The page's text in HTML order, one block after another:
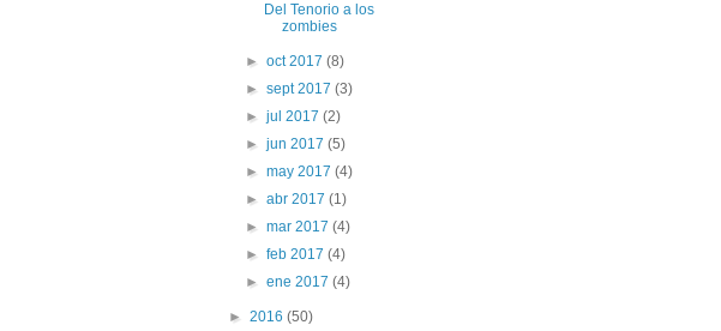
Del Tenorio a los
zombies
►oct 2017(8)
►sept 2017(3)
►jul 2017(2)
►jun 2017(5)
►may 2017(4)
►abr 2017(1)
►mar 2017(4)
►feb 2017(4)
►ene 2017(4)
► 2016 (50)